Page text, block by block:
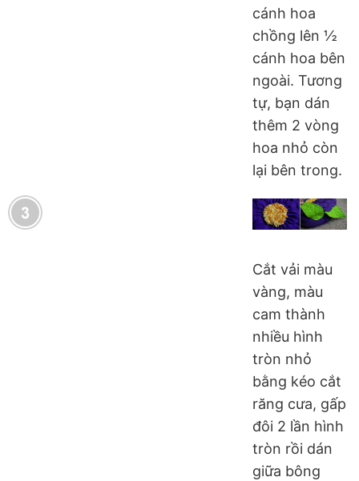
cánh hoa
chồng lên ½
cánh hoa bên
ngoài. Tương
tự, bạn dán
thêm 2 vòng
hoa nhỏ còn
lại bên trong.
Cắt vải màu
vàng, màu
cam thành
nhiều hình
tròn nhỏ
bằng kéo cắt
răng cưa, gấp
đôi 2 lần hình
tròn rồi dán
giữa bông